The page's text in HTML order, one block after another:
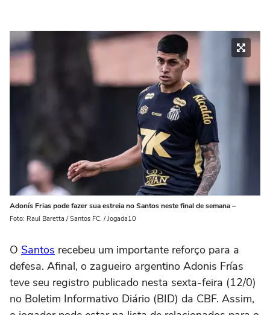
Adonís Frias pode fazer sua estreia no Santos neste final de semana –
Foto: Raul Baretta / Santos FC. / Jogada10
O Santos recebeu um importante reforço para a
defesa. Afinal, o zagueiro argentino Adonis Frías
teve seu registro publicado nesta sexta-feira (12/0)
no Boletim Informativo Diário (BID) da CBF. Assim,